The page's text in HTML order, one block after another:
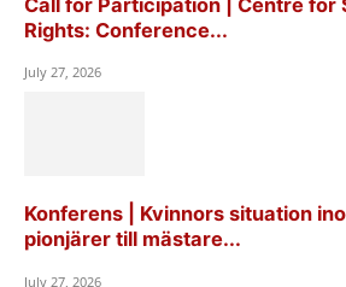
Rights: Conference...
July 27, 2026
Konferens | Kvinnors situation
pionjärer till mästare...
July 27, 2026